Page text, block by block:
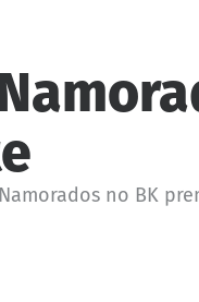
no BK